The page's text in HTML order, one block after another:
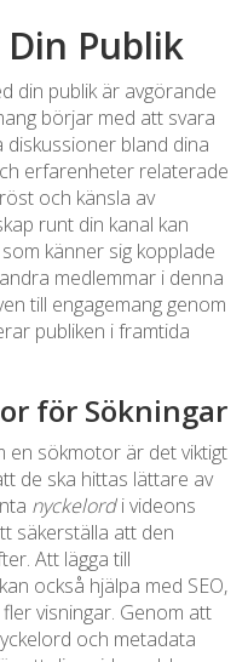
Publik
din publik är avgörande
börjar med att svara
bland dina
erfarenheter relaterade
och känsla av
runt din kanal kan
känner sig kopplade
medlemmar i denna
till engagemang genom
publiken i framtida
för Sökningar
en sökmotor är det viktigt
de ska hittas lättare av
nyckelordi videons
säkerställa att den
Att lägga till
också hjälpa med SEO,
visningar. Genom att
och metadata